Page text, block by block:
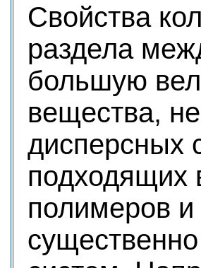
Свойства
раздела
большую
вещества,
дисперсных
подходящих
полимеров